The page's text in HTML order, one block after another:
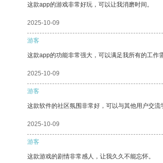
这款app的游戏非常好玩，可以让我消磨时间。
2025-10-09
游客
这款app的功能非常强大，可以满足我所有的工作
2025-10-09
游客
这款软件的社区氛围非常好，可以与其他用户交流
2025-10-09
游客
这款游戏的剧情非常感人，让我久久不能忘怀。